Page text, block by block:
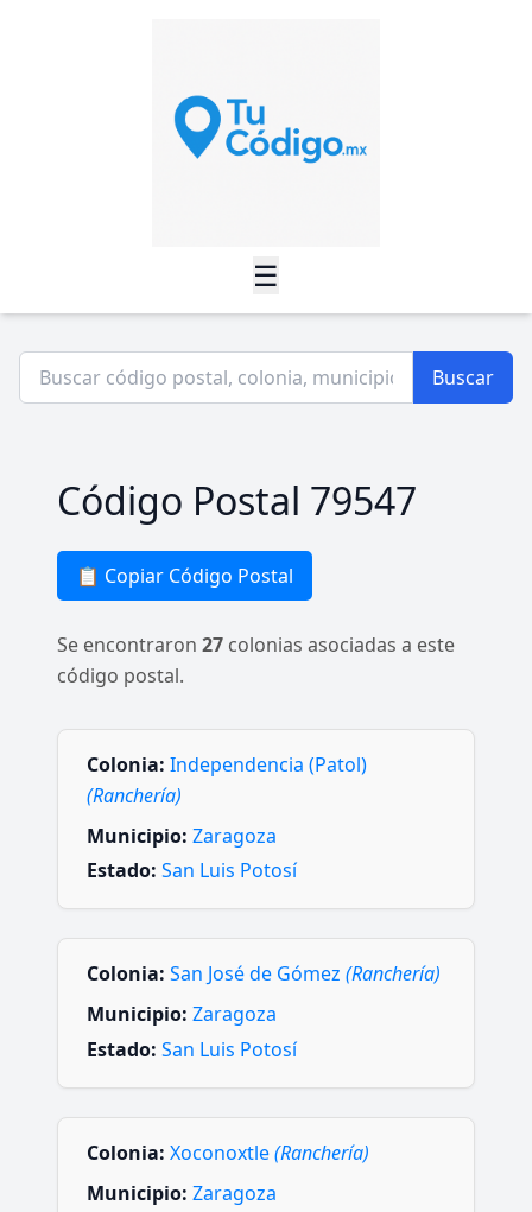
☰
Buscar
Código Postal 79547
📋 Copiar Código Postal
Se encontraron 27 colonias asociadas a este
código postal.
Colonia: Independencia (Patol)
(Ranchería)
Municipio: Zaragoza
Estado: San Luis Potosí
Colonia: San José de Gómez (Ranchería)
Municipio: Zaragoza
Estado: San Luis Potosí
Colonia: Xoconoxtle(Ranchería)
Municipio: Zaragoza